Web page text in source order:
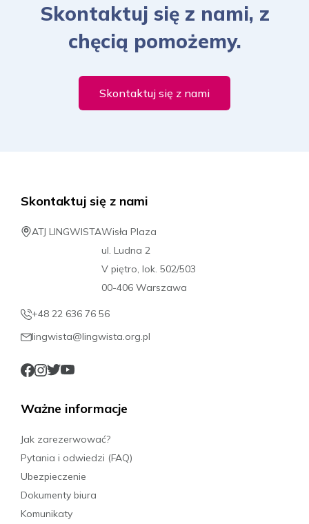
Skontaktuj się z nami, z
chęcią pomożemy.
Skontaktuj się z nami
Skontaktuj się z nami
ATJ LINGWISTAWisła Plaza
ul. Ludna 2
V piętro, lok. 502/503
00-406 Warszawa
+48 22 636 76 56
lingwista@lingwista.org.pl
Ważne informacje
Jak zarezerwować?
Pytania i odwiedzi (FAQ)
Ubezpieczenie
Dokumenty biura
Komunikaty